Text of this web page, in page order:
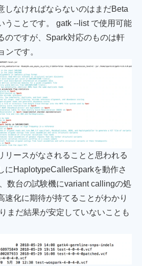
しなければならないのはまだBeta
うことです。 gatk --list で使用可能
のですが、Spark対応のものは軒
ンです。
リースがなされることと思われる
にHaplotypeCallerSparkを動作さ
数台の試験機にvariant callingの処
速化に期待が持てることがわかり
まだ結果が安定していないことも